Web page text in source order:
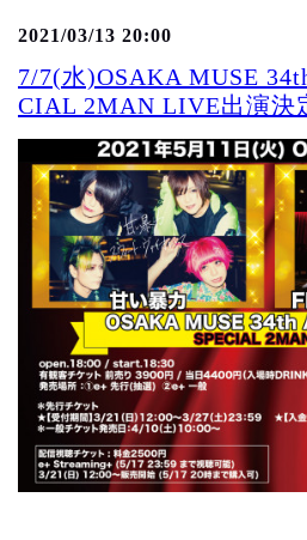
2021/03/13 20:00
7/7(水)OSAKA MUSE
CIAL 2MAN LIVE出演決